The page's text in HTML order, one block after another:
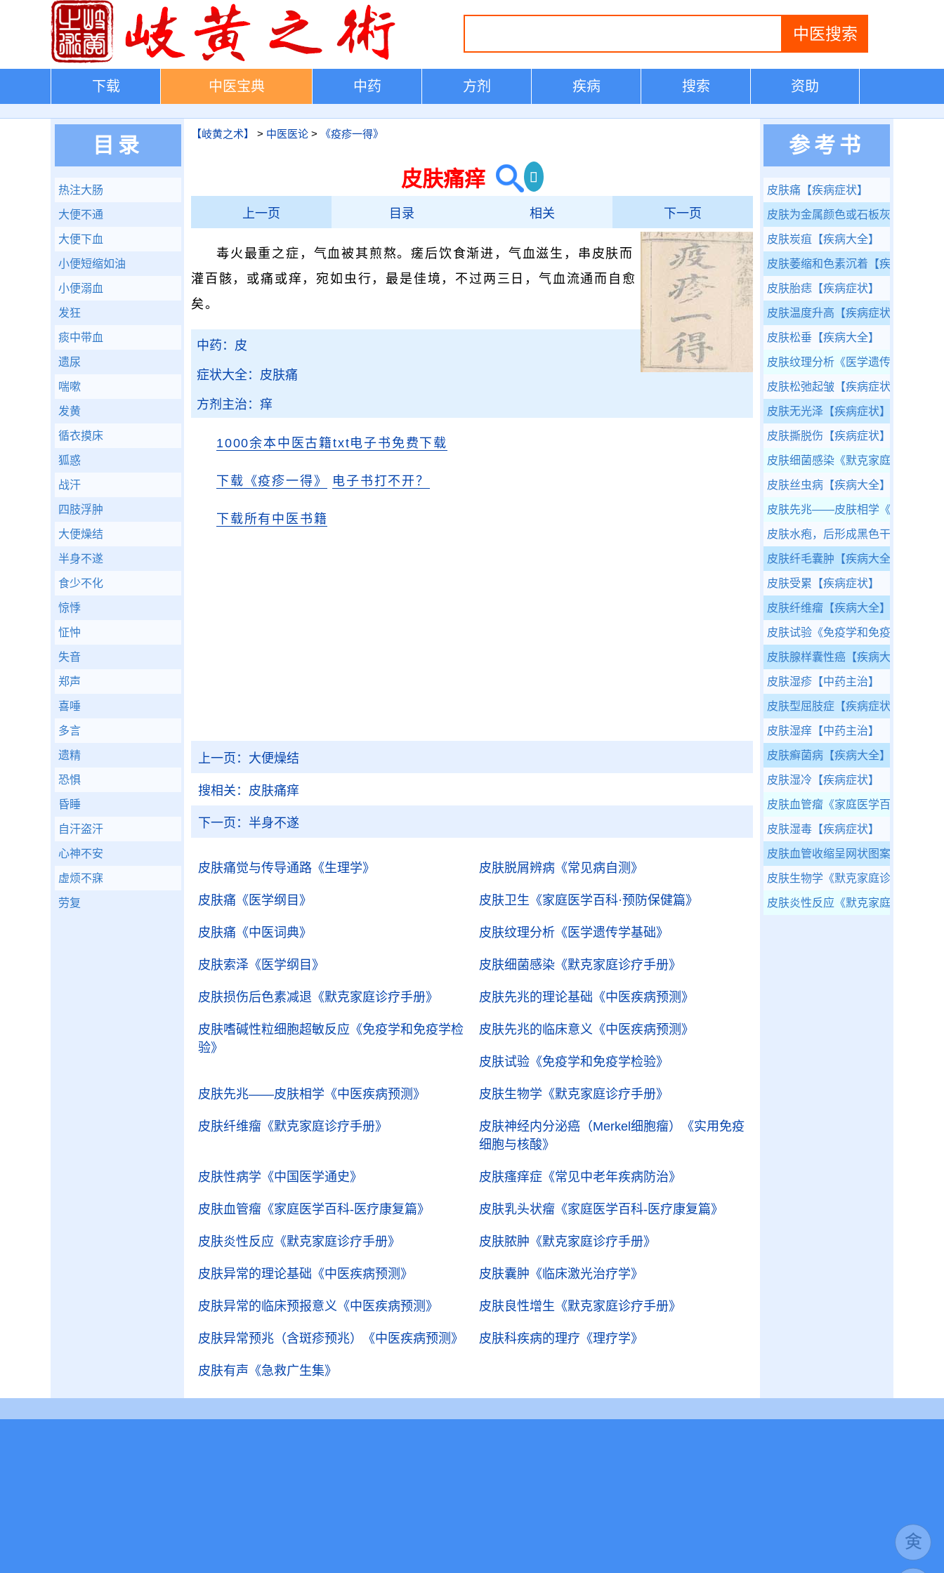
下载 中医宝典 中药 方剂 疾病 搜索 资助
【岐黄之术】 > 中医医论 > 《疫疹一得》
皮肤痛痒
上一页 目录 相关 下一页
毒火最重之症，气血被其煎熬。瘥后饮食渐进，气血滋生，串皮肤而
灌百骸，或痛或痒，宛如虫行，最是佳境，不过两三日，气血流通而自愈
矣。
中药：皮
症状大全：皮肤痛
方剂主治：痒
1000余本中医古籍txt电子书免费下载
下载《疫疹一得》 电子书打不开？
下载所有中医书籍
上一页： 大便燥结
搜相关： 皮肤痛痒
下一页： 半身不遂
皮肤痛觉与传导通路 《生理学》 皮肤脱屑辨病 《常见病自测》
皮肤痛 《医学纲目》 皮肤卫生 《家庭医学百科·预防保健篇》
皮肤痛 《中医词典》 皮肤纹理分析 《医学遗传学基础》
皮肤索泽 《医学纲目》 皮肤细菌感染 《默克家庭诊疗手册》
皮肤损伤后色素减退 《默克家庭诊疗手册》 皮肤先兆的理论基础 《中医疾病预测》
皮肤嗜碱性粒细胞超敏反应 《免疫学和免疫学检
验》
皮肤先兆的临床意义 《中医疾病预测》
皮肤试验 《免疫学和免疫学检验》
皮肤先兆——皮肤相学 《中医疾病预测》 皮肤生物学 《默克家庭诊疗手册》
皮肤纤维瘤 《默克家庭诊疗手册》 皮肤神经内分泌癌（Merkel细胞瘤）
《实用免疫
细胞与核酸》
皮肤性病学 《中国医学通史》 皮肤瘙痒症 《常见中老年疾病防治》
皮肤血管瘤 《家庭医学百科-医疗康复篇》 皮肤乳头状瘤 《家庭医学百科-医疗康复篇》
皮肤炎性反应 《默克家庭诊疗手册》 皮肤脓肿 《默克家庭诊疗手册》
皮肤异常的理论基础 《中医疾病预测》 皮肤囊肿 《临床激光治疗学》
皮肤异常的临床预报意义 《中医疾病预测》 皮肤良性增生 《默克家庭诊疗手册》
皮肤异常预兆（含斑疹预兆） 《中医疾病预测》 皮肤科疾病的理疗 《理疗学》
皮肤有声 《急救广生集》
目录
热注大肠
大便不通
大便下血
小便短缩如油
小便溺血
发狂
痰中带血
遗尿
喘嗽
发黄
循衣摸床
狐惑
战汗
四肢浮肿
大便燥结
半身不遂
食少不化
惊悸
怔忡
失音
郑声
喜唾
多言
遗精
恐惧
昏睡
自汗盗汗
心神不安
虚烦不寐
劳复
参考书
皮肤痛 【疾病症状】
皮肤为金属颜色或石板灰色
皮肤炭疽 【疾病大全】
皮肤萎缩和色素沉着 【疾病症状】
皮肤胎痣 【疾病症状】
皮肤温度升高 【疾病症状】
皮肤松垂 【疾病大全】
皮肤纹理分析 《医学遗传学基础》
皮肤松弛起皱 【疾病症状】
皮肤无光泽 【疾病症状】
皮肤撕脱伤 【疾病症状】
皮肤细菌感染 《默克家庭诊疗手册
皮肤丝虫病 【疾病大全】
皮肤先兆——皮肤相学 《中医疾病
皮肤水疱，后形成黑色干痂
皮肤纤毛囊肿 【疾病大全】
皮肤受累 【疾病症状】
皮肤纤维瘤 【疾病大全】
皮肤试验 《免疫学和免疫学检验》
皮肤腺样囊性癌 【疾病大全】
皮肤湿疹 【中药主治】
皮肤型屈肢症 【疾病症状】
皮肤湿痒 【中药主治】
皮肤癣菌病 【疾病大全】
皮肤湿冷 【疾病症状】
皮肤血管瘤 《家庭医学百科-医疗康
皮肤湿毒 【疾病症状】
皮肤血管收缩呈网状图案
皮肤生物学 《默克家庭诊疗手册》
皮肤炎性反应 《默克家庭诊疗手册